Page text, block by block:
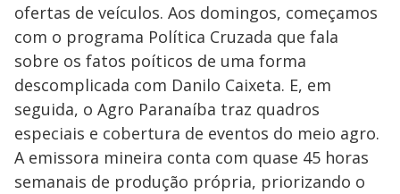
ofertas de veículos. Aos domingos, começamos
com o programa Política Cruzada que fala
sobre os fatos poíticos de uma forma
descomplicada com Danilo Caixeta. E, em
seguida, o Agro Paranaíba traz quadros
especiais e cobertura de eventos do meio agro.
A emissora mineira conta com quase 45 horas
semanais de produção própria, priorizando o